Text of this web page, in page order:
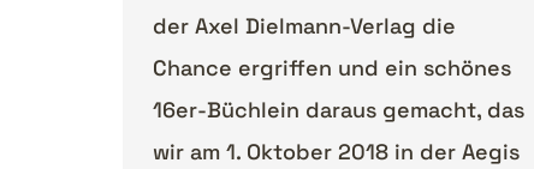
der Axel Dielmann-Verlag die
Chance ergriffen und ein schönes
16er-Büchlein daraus gemacht, das
wir am 1. Oktober 2018 in der Aegis